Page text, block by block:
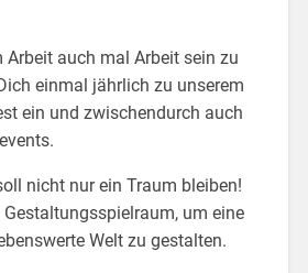
Arbeit auch mal Arbeit sein zu
einmal jährlich zu unserem
ein und zwischendurch auch
nicht nur ein Traum bleiben!
um eine
Welt zu gestalten.